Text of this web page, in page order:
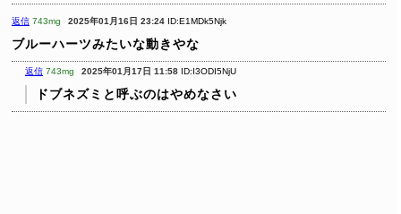
返信 743mg 2025年01月16日 23:24 ID:E1MDk5Njk
ブルーハーツみたいな動きやな
返信 743mg 2025年01月17日 11:58 ID:I3ODI5NjU
ドブネズミと呼ぶのはやめなさい